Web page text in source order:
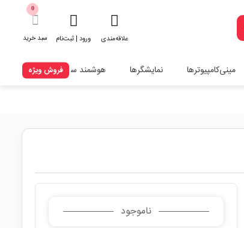
علاقه‌مندی ورود | ثبت‌نام
0
سبد خرید
مینی‌کامپیوترها نمایشگرها هوشمند سازیفروش ویژه
ناموجود